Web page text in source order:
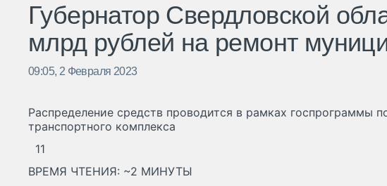
Губернатор Свердловской
млрд рублей на ремонт
09:05, 2 Февраля 2023
Распределение средств проводится в рамках госпрограммы
транспортного комплекса
11
ВРЕМЯ ЧТЕНИЯ: ~2 МИНУТЫ